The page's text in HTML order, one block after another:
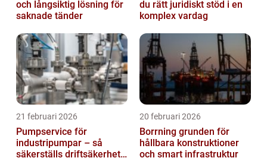
och långsiktig lösning för
saknade tänder
du rätt juridiskt stöd i en
komplex vardag
21 februari 2026
Pumpservice för
industripumpar – så
säkerställs driftsäkerhet
20 februari 2026
Borrning grunden för
hållbara konstruktioner
och smart infrastruktur